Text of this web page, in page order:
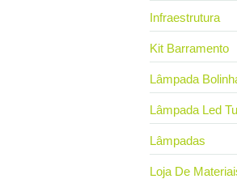
Infraestrutura
Kit Barramento
Lâmpada
Lâmpada Led
Lâmpadas
Loja De